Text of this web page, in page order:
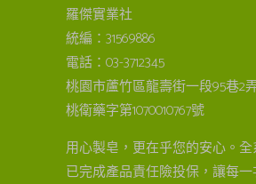
羅傑實業社
統編：31569886
電話：03-3712345
桃園市蘆竹區龍壽街一段95巷2
桃衛藥字第1070010767號
用心製皂，更在乎您的安心。
已完成產品責任險投保，讓每